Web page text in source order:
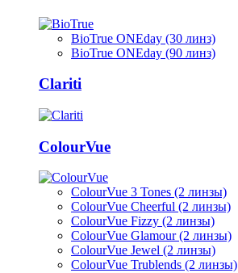
BioTrue ONEday (30 линз)
BioTrue ONEday (90 линз)
Clariti
ColourVue
ColourVue 3 Tones (2 линзы)
ColourVue Cheerful (2 линзы)
ColourVue Fizzy (2 линзы)
ColourVue Glamour (2 линзы)
ColourVue Jewel (2 линзы)
ColourVue Trublends (2 линзы)